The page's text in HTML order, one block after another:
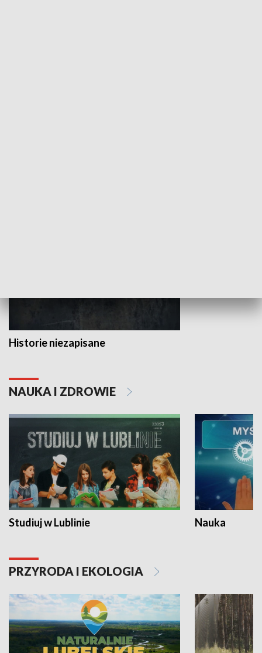
Historie niezapisane
NAUKA I ZDROWIE
Studiuj w Lublinie Nauka
PRZYRODA I EKOLOGIA